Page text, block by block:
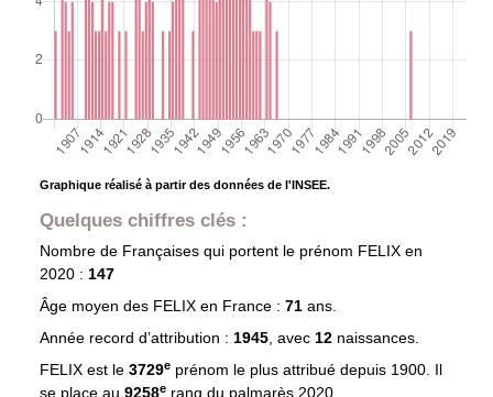
Graphique réalisé à partir des données de l'INSEE.
Quelques chiffres clés :
Nombre de Françaises qui portent le prénom FELIX en
2020 : 147
Âge moyen des FELIXen France : 71 ans.
Année record d’attribution : 1945, avec 12 naissances.
FELIX est le 3729eprénom le plus attribué depuis 1900. Il
se place au 9258e rang du palmarès 2020.